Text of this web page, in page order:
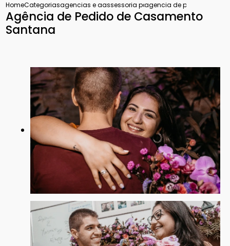
HomeCategoriasagencias e assessoria para pedido de casamento
assessoria para pedido de casamento
agencia de pedido de
Agência de Pedido de Casamento
Santana